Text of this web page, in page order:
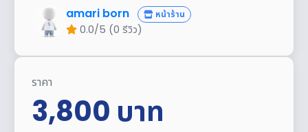
amari born หน้าร้าน
0.0/5 (0 รีวิว)
ราคา
3,800 บาท